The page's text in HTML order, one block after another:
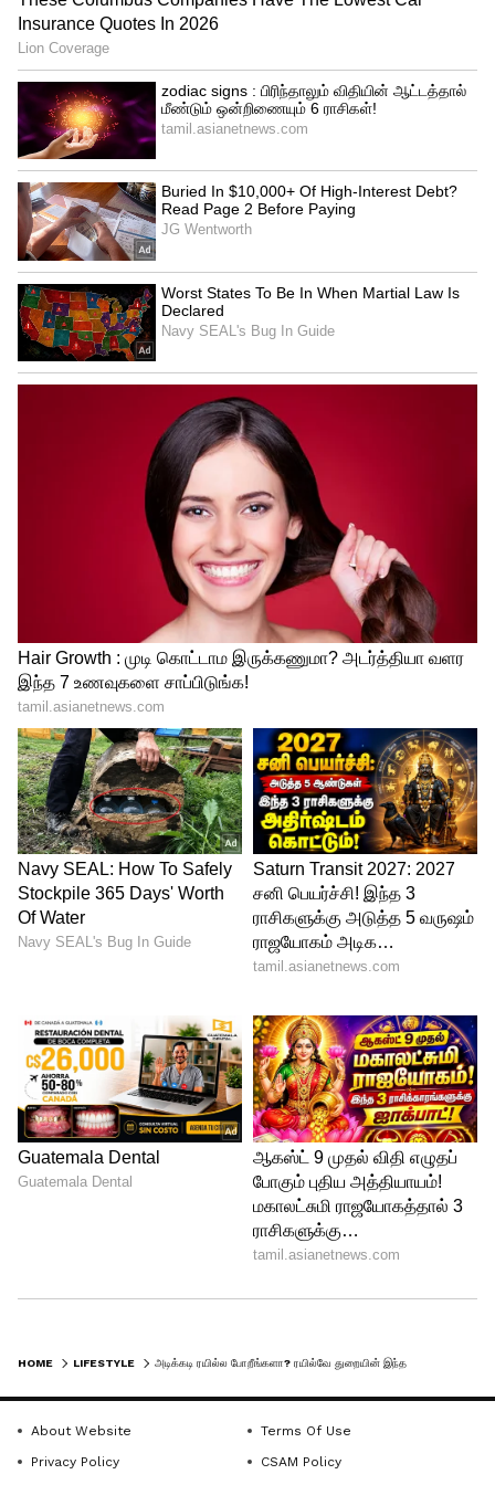
போர்டிங் பாயிண்ட் மாற்றம்
ரயில் கிளம்புவதற்கு 4 மணி நேரத்திற்கு
முன்பு (Chart தயாரிக்கும் முன்) வரை
உங்களது போர்டிங் ஸ்டேஷனை
ஆன்லைனிலேயே மாற்றிக் கொள்ளலாம்.
இதனால் உங்களது சீட் கேன்சல் ஆகாது.
அவசர நேரத்தில் ஆபத்பாந்தவனாக உதவும்
டிப் இது!
6
Image Credit :Getty
நள்ளிரவில் டிடிஆர் தொல்லை இல்லை
ரயில்வே விதிகளின்படி, இரவு 10 மணிக்கு
உங்களது டிக்கெட்டை பரிசோதிக்க
உங்களை எழுப்பக் கூடாது. நீங்கள் இரவு 10
மணிக்கு மேல் ரயிலில் ஏறினால் மட்டுமே
அவர்கள் செக் செய்யலாம். இடையில்
தூங்குபவர்களை தொந்தரவு செய்ய
அனுமதி இல்லை!
HOME LIFESTYLE
About Website
Terms Of Use
Privacy Policy
CSAM Policy